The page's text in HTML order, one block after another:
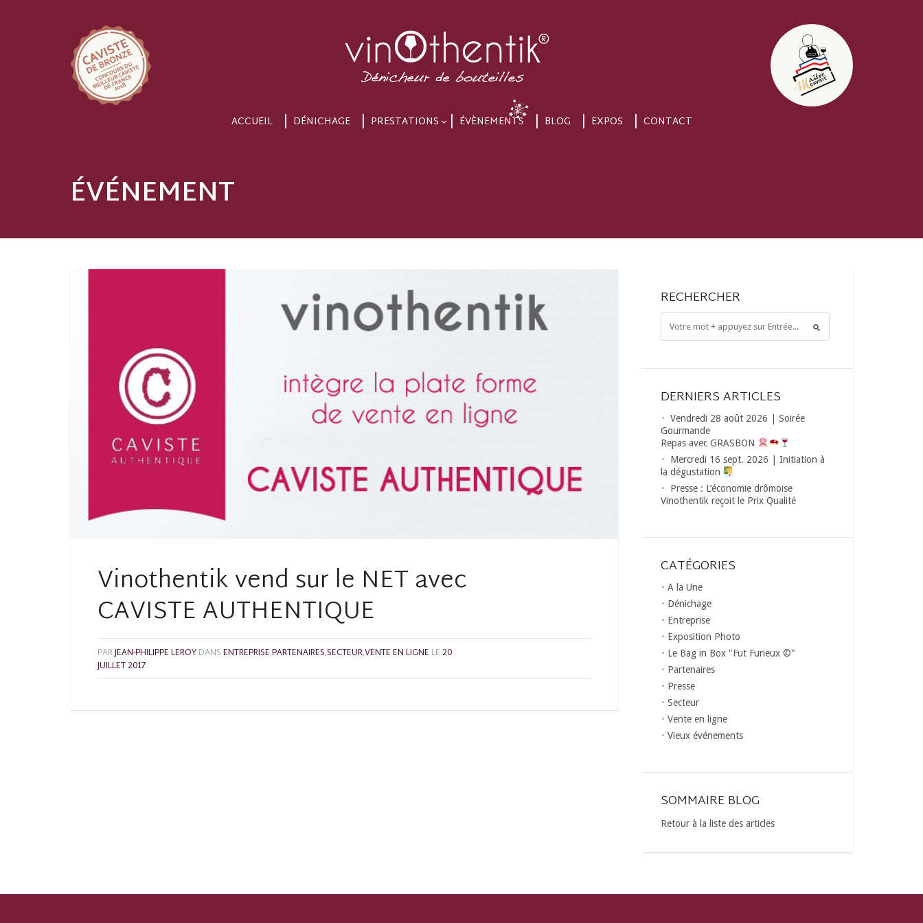
ACCUEIL DÉNICHAGE PRESTATIONS ÉVÈNEMENTS BLOG EXPOS CONTACT
ÉVÉNEMENT
Vinothentik vend sur le NET avec
CAVISTE AUTHENTIQUE
PARJEAN-PHILIPPE LEROYDANSENTREPRISE,PARTENAIRES,SECTEUR,VENTE EN LIGNE LE20
JUILLET 2017
RECHERCHER
DERNIERS ARTICLES
Vendredi 28 août 2026 | Soirée
Gourmande
Repas avec GRASBON
Mercredi 16 sept. 2026 | Initiation à
la dégustation
Presse : L’économie drômoise
Vinothentik reçoit le Prix Qualité
CATÉGORIES
A la Une
Dénichage
Entreprise
Exposition Photo
Le Bag in Box "Fut Furieux ©"
Partenaires
Presse
Secteur
Vente en ligne
Vieux événements
SOMMAIRE BLOG
Retour à la liste des articles